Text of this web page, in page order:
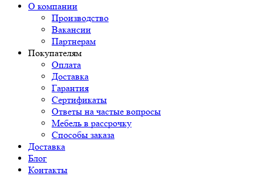
О компании
Производство
Вакансии
Партнерам
Покупателям
Оплата
Доставка
Гарантия
Сертификаты
Ответы на частые вопросы
Мебель в рассрочку
Способы заказа
Доставка
Блог
Контакты